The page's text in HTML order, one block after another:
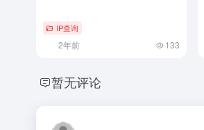
IP查询
2年前 133
暂无评论